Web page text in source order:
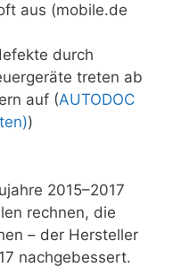
aus (mobile.de
durch
treten ab
auf (AUTODOC
)
2015–2017
rechnen, die
– der Hersteller
nachgebessert.